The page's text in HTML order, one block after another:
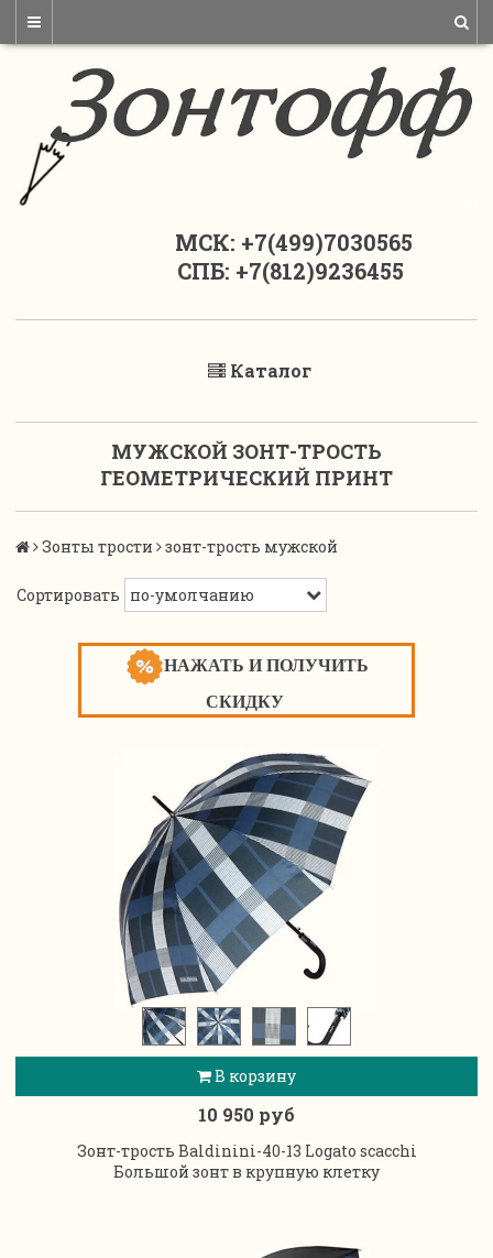
МСК: +7(499)7030565
СПБ: +7(812)9236455
Каталог
МУЖСКОЙ ЗОНТ-ТРОСТЬ
ГЕОМЕТРИЧЕСКИЙ ПРИНТ
Зонты трости зонт-трость мужской
Сортировать
НАЖАТЬ И ПОЛУЧИТЬ
СКИДКУ
В корзину
10 950 руб
Зонт-трость Baldinini-40-13 Logato scacchi
Большой зонт в крупную клетку